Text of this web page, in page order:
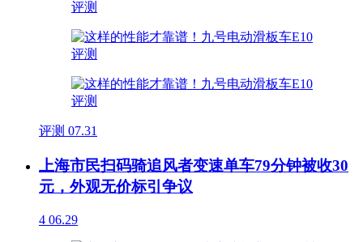
评测 07.31
上海市民扫码骑追风者变速单车79分钟被收30
元，外观无价标引争议
4 06.29